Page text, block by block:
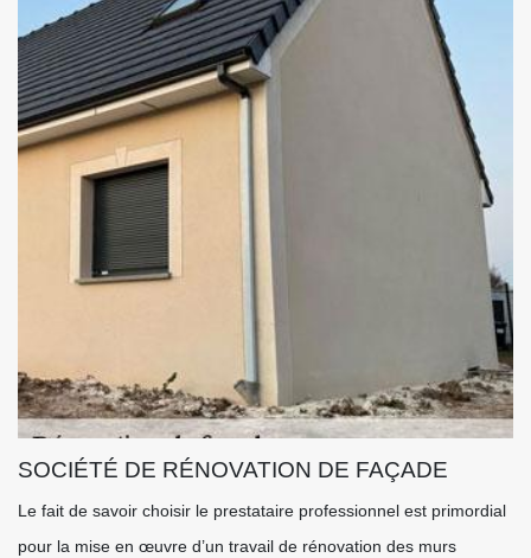
SOCIÉTÉ DE RÉNOVATION DE FAÇADE
Le fait de savoir choisir le prestataire professionnel est primordial
pour la mise en œuvre d’un travail de rénovation des murs